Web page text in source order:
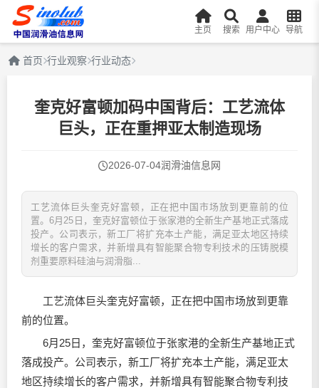
主页 搜索 用户中心 导航
首页 行业观察 行业动态
奎克好富顿加码中国背后：工艺流体
巨头，正在重押亚太制造现场
2026-07-04润滑油信息网
工艺流体巨头奎克好富顿，正在把中国市场放到更靠前的位
置。6月25日，奎克好富顿位于张家港的全新生产基地正式落成
投产。公司表示，新工厂将扩充本土产能，满足亚太地区持续
增长的客户需求，并新增具有智能聚合物专利技术的压铸脱模
剂重要原料硅油与润滑脂...
工艺流体巨头奎克好富顿，正在把中国市场放到更靠
前的位置。
6月25日，奎克好富顿位于张家港的全新生产基地正式
落成投产。公司表示，新工厂将扩充本土产能，满足亚太
地区持续增长的客户需求，并新增具有智能聚合物专利技